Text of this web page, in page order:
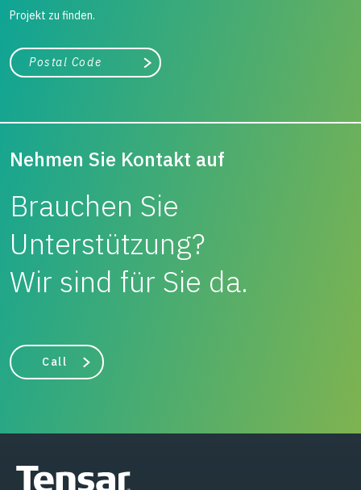
Projekt zu finden.
Stadt, Bundesland
Suche
Nehmen Sie Kontakt auf
Brauchen Sie
Unterstützung?
Wir sind für Sie da.
Call